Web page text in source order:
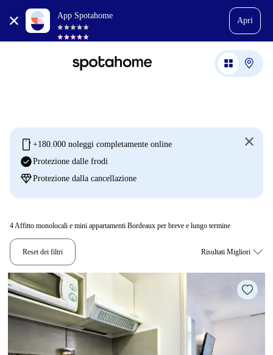
App Spotahome
Apri
mobile +180.000 noleggi completamente online
check_circleProtezione dalle frodi
diamondProtezione dalla cancellazione
4Affitto monolocali e mini appartamenti Bordeaux per breve e lungo termine
Reset dei filtri